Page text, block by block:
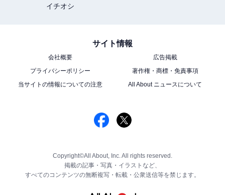
イチオシ
サイト情報
会社概要
広告掲載
プライバシーポリシー
著作権・商標・免責事項
当サイトの情報についての注意
All About ニュースについて
Copyright©All About, Inc. All rights reserved.
掲載の記事・写真・イラストなど、
すべてのコンテンツの無断複写・転載・公衆送信等を禁じます。